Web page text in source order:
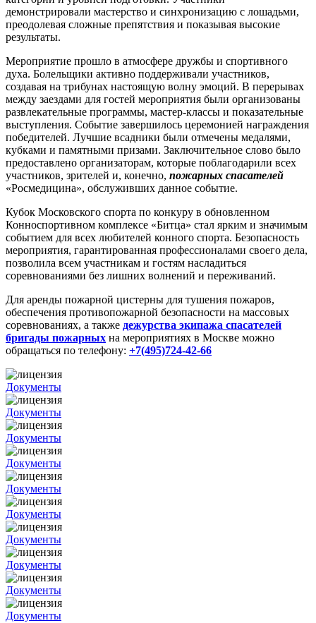
демонстрировали мастерство и синхронизацию с лошадьми,
преодолевая сложные препятствия и показывая высокие
результаты.
Мероприятие прошло в атмосфере дружбы и спортивного
духа. Болельщики активно поддерживали участников,
создавая на трибунах настоящую волну эмоций. В перерывах
между заездами для гостей мероприятия были организованы
развлекательные программы, мастер-классы и показательные
выступления. Событие завершилось церемонией награждения
победителей. Лучшие всадники были отмечены медалями,
кубками и памятными призами. Заключительное слово было
предоставлено организаторам, которые поблагодарили всех
участников, зрителей и, конечно, пожарных спасателей
«Росмедицина», обслуживших данное событие.
Кубок Московского спорта по конкуру в обновленном
Конноспортивном комплексе «Битца» стал ярким и значимым
событием для всех любителей конного спорта. Безопасность
мероприятия, гарантированная профессионалами своего дела,
позволила всем участникам и гостям насладиться
соревнованиями без лишних волнений и переживаний.
Для аренды пожарной цистерны для тушения пожаров,
обеспечения противопожарной безопасности на массовых
соревнованиях, а также дежурства экипажа спасателей
бригады пожарных на мероприятиях в Москве можно
обращаться по телефону: +7(495)724-42-66
Документы
Документы
Документы
Документы
Документы
Документы
Документы
Документы
Документы
Документы